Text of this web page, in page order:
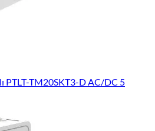
PTLT-TM20SKT3-D AC/DC 5